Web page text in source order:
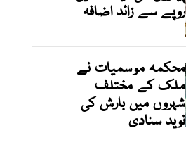
روپے سے زائد اضافہ
محکمہ موسمیات نے
ملک کے مختلف
شہروں میں بارش کی
نوید سنادی